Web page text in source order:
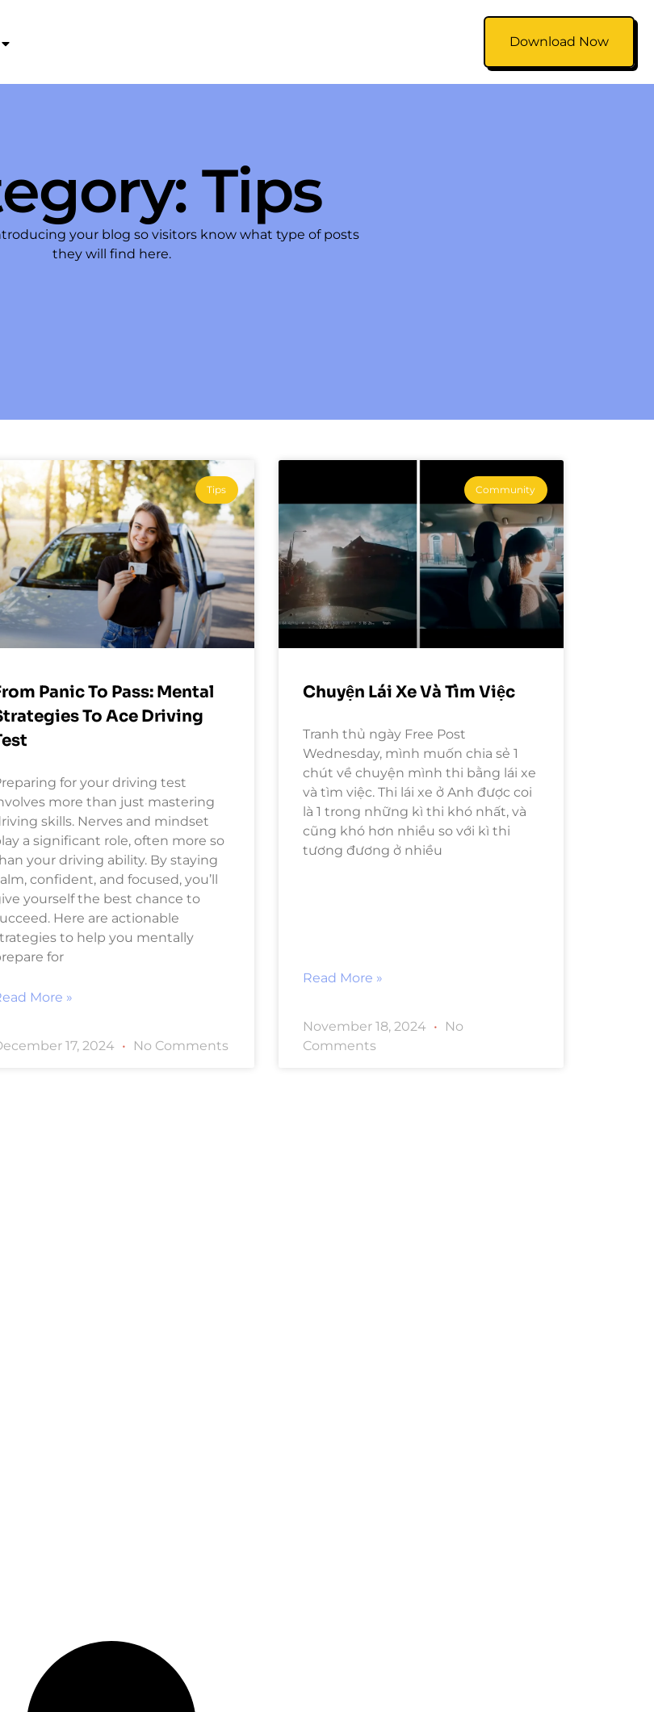
Download Now
Tips
your blog so visitors know what type of posts
they will find here.
Tips
Panic To Pass: Mental
To Ace Driving
for your driving test
more than just mastering
skills. Nerves and mindset
a significant role, often more so
your driving ability. By staying
confident, and focused, you’ll
yourself the best chance to
Here are actionable
to help you mentally
for
More »
17, 2024 No Comments
Community
Chuyện Lái Xe Và Tìm Việc
Tranh thủ ngày Free Post
Wednesday, mình muốn chia sẻ 1
chút về chuyện mình thi bằng lái xe
và tìm việc. Thi lái xe ở Anh được coi
là 1 trong những kì thi khó nhất, và
cũng khó hơn nhiều so với kì thi
tương đương ở nhiều
Read More »
November 18, 2024
No
Comments